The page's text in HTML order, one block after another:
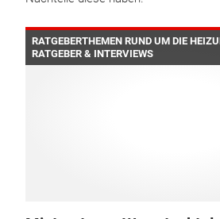
RATGEBERTHEMEN RUND UM DIE
RATGEBER & INTERVIEWS